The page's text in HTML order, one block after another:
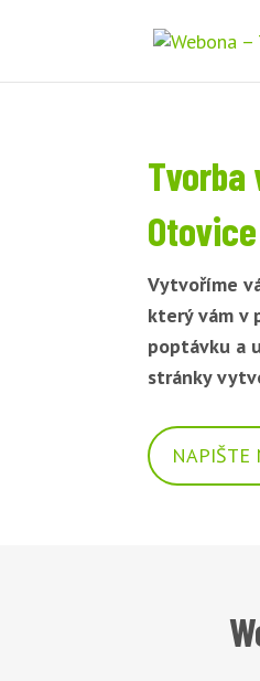
Tvorba
Otovice
Vytvoříme
který vám v
poptávku a
stránky
NAPIŠTE